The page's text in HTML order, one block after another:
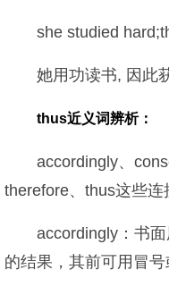
she studied
她用功读书, 因此
thus近义词辨析：
accordingly、
therefore、thus这些连
accordingly：书
的结果，其前可用冒号